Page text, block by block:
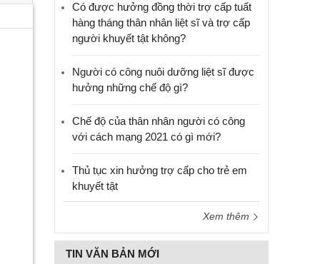
​Có được hưởng đồng thời trợ cấp tuất
hàng tháng thân nhân liệt sĩ và trợ cấp
người khuyết tật không?
Người có công nuôi dưỡng liệt sĩ được
hưởng những chế độ gì?
Chế độ của thân nhân người có công
với cách mạng 2021 có gì mới?
Thủ tục xin hưởng trợ cấp cho trẻ em
khuyết tật
Xem thêm
TIN VĂN BẢN MỚI